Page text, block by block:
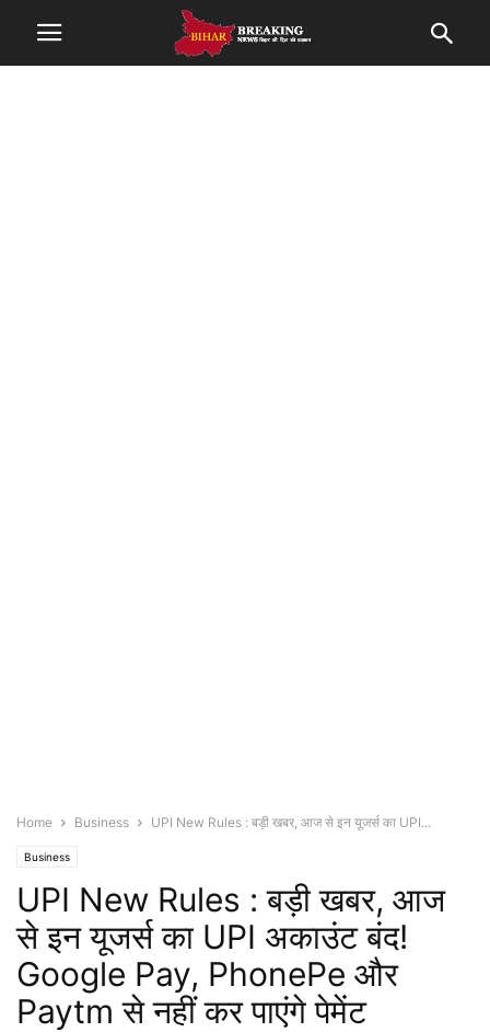
Home Business UPI New Rules : बड़ी खबर, आज से इन यूजर्स का UPI...
Business
UPI New Rules : बड़ी खबर, आज
से इन यूजर्स का UPI अकाउंट बंद!
Google Pay, PhonePe और
Paytm से नहीं कर पाएंगे पेमेंट